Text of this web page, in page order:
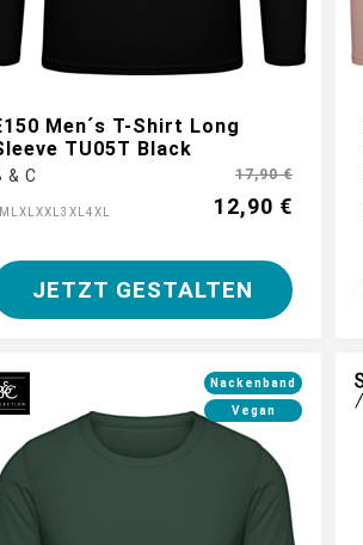
Men´s T-Shirt Long
TU05T Black
& C
M LXLXXL3XL4XL
17,90 €
12,90 €
JETZT GESTALTEN
Nackenband
Vegan